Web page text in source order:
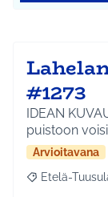
#1273
IDEAN
puistoon
Arvioitavana
Rajaa tulokset
Etelä-